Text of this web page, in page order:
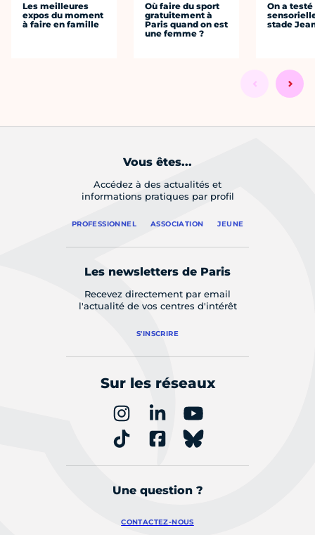
Les meilleures
expos du moment
à faire en famille
Où faire du sport
gratuitement à
Paris quand on est
une femme ?
On a
stade
Vous êtes...
Accédez à des actualités et
informations pratiques par profil
PROFESSIONNEL ASSOCIATION JEUNE
Les newsletters de Paris
Recevez directement par email
l'actualité de vos centres d'intérêt
S'INSCRIRE
Sur les réseaux
Une question ?
CONTACTEZ-NOUS